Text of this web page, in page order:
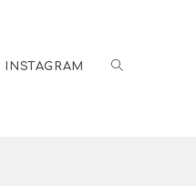
INSTAGRAM